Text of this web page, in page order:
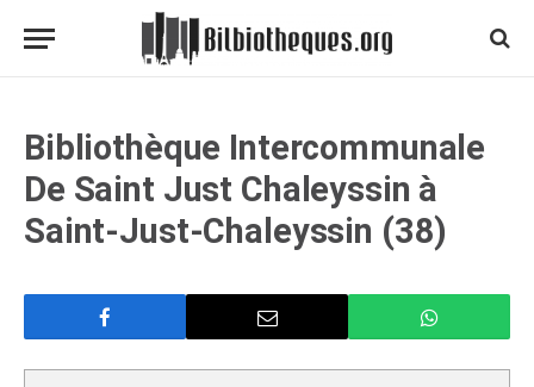
Bibliothèque Intercommunale
De Saint Just Chaleyssin à
Saint-Just-Chaleyssin (38)